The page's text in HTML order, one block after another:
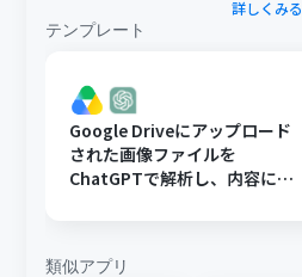
詳しくみる
テンプレート
Google Driveにアップロード
された画像ファイルを
ChatGPTで解析し、内容に応
類似アプリ